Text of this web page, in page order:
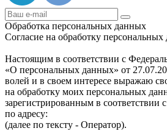
Обработка персональных данных
Согласие на обработку
Настоящим в соответствии с
«О персональных данных» от
волей и в своем интересе выражаю
на обработку моих персональных
зарегистрированным в соответствии
по адресу:
(далее по тексту - Оператор).